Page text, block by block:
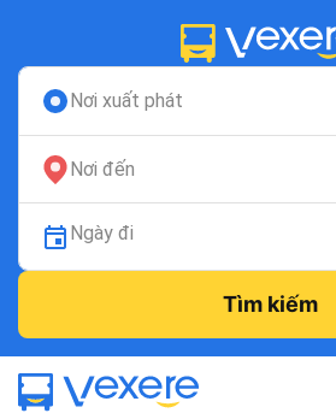
Nơi xuất phát
Nơi đến
Ngày đi
Tìm kiếm